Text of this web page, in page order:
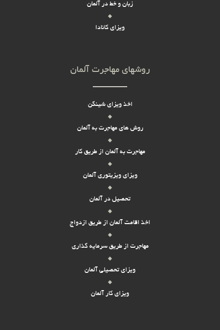
زبان و خط در آلمان
ویزای کانادا
روشهای مهاجرت آلمان
اخذ ویزای شینگن
روش های مهاجرت به آلمان
مهاجرت به آلمان از طریق کار
ویزای ویزیتوری آلمان
تحصیل در آلمان
اخذ اقامت آلمان از طریق ازدواج
مهاجرت از طریق سرمایه گذاری
ویزای تحصیلی آلمان
ویزای کار آلمان